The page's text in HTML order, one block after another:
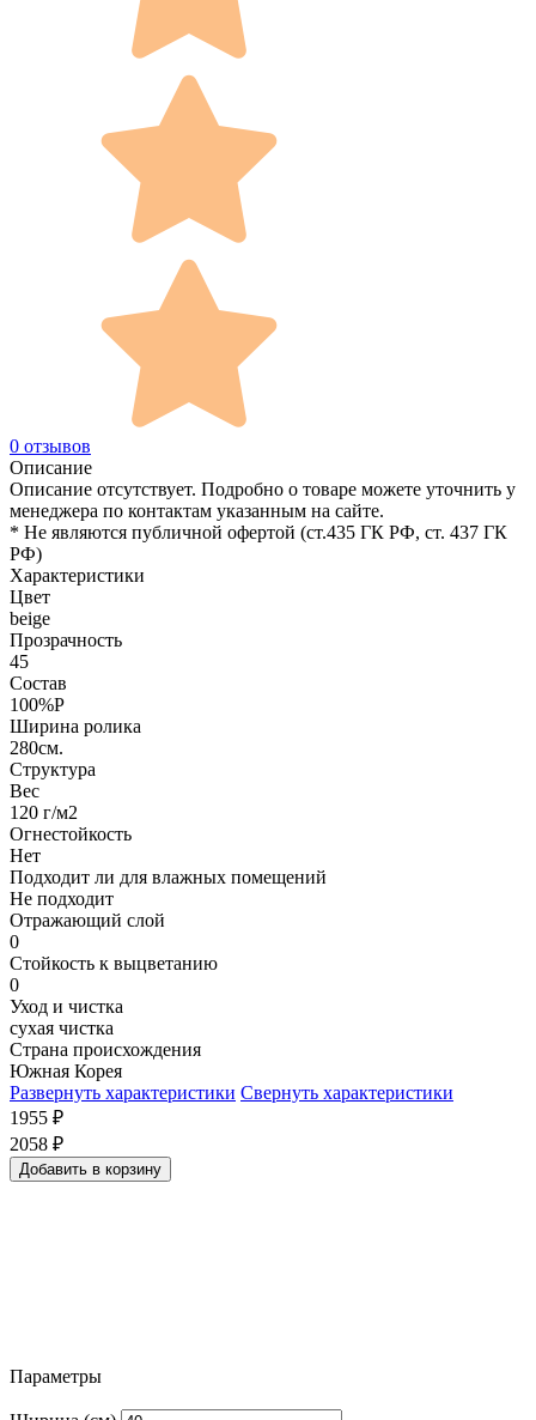
0 отзывов
Описание
Описание отсутствует. Подробно о товаре можете уточнить у
менеджера по контактам указанным на сайте.
* Не являются публичной офертой (ст.435 ГК РФ, cт. 437 ГК
РФ)
Характеристики
Цвет
beige
Прозрачность
45
Состав
100%P
Ширина ролика
280см.
Структура
Вес
120 г/м2
Огнестойкость
Нет
Подходит ли для влажных помещений
Не подходит
Отражающий слой
0
Стойкость к выцветанию
0
Уход и чистка
сухая чистка
Страна происхождения
Южная Корея
Развернуть характеристики Свернуть характеристики
1955 ₽
2058 ₽
Добавить в корзину
Параметры